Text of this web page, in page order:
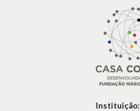
Instituição: